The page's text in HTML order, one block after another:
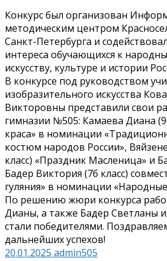
Конкурс был организован
методическим центром
Санкт-Петербурга и
интереса обучающихся к
искусству, культуре и истории
В конкурсе под руководством
изобразительного искусства
Викторовны представили свои
гимназии №505: Камаева Диана
краса» в номинации
костюм народов России»,
класс) «Праздник Масленица» и
Бадер Виктория (7б класс)
гуляния» в номинации
По решению жюри конкурса
Дианы, а также Бадер Светланы
стали победителями.
дальнейших успехов!
20.01.2025 admin505